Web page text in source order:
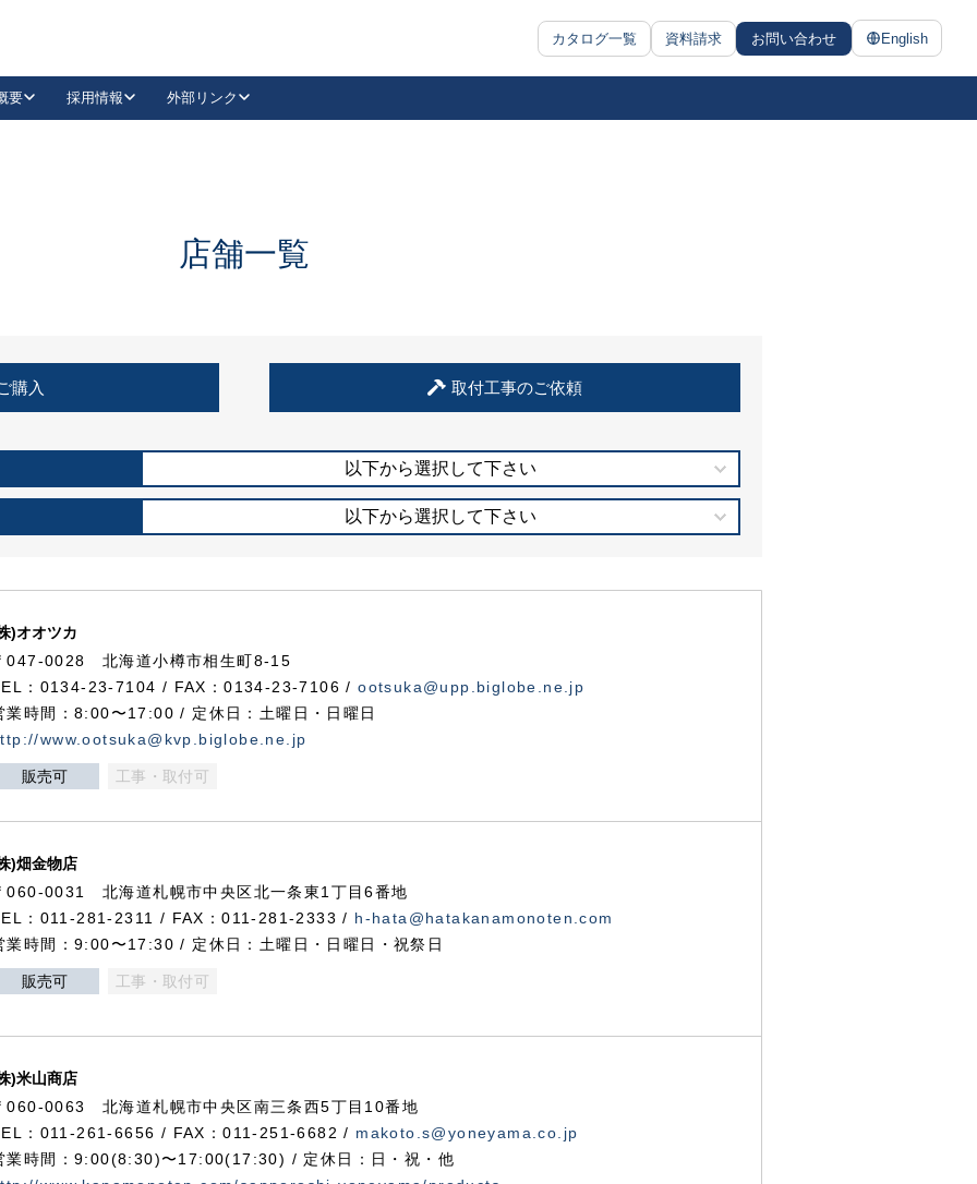
カタログ一覧 資料請求 お問い合わせ English
抗ウイルス・抗菌製品
要 採用情報 外部リンク
LinkedIn
住宅使用部材標準化推進協議会
店舗一覧
購入 取付工事のご依頼
以下から選択して下さい
以下から選択して下さい
)オオツカ
047-0028 北海道小樽市相生町8-15
：0134-23-7104 / FAX：0134-23-7106 /ootsuka@upp.biglobe.ne.jp
業時間：8:00〜17:00 / 定休日：土曜日・日曜日
www.ootsuka@kvp.biglobe.ne.jp
販売可 工事・取付可
)畑金物店
060-0031 北海道札幌市中央区北一条東1丁目6番地
：011-281-2311 / FAX：011-281-2333 / h-hata@hatakanamonoten.com
業時間：9:00〜17:30 / 定休日：土曜日・日曜日・祝祭日
販売可 工事・取付可
)米山商店
060-0063 北海道札幌市中央区南三条西5丁目10番地
：011-261-6656 / FAX：011-251-6682 / makoto.s@yoneyama.co.jp
業時間：9:00(8:30)〜17:00(17:30) / 定休日：日・祝・他